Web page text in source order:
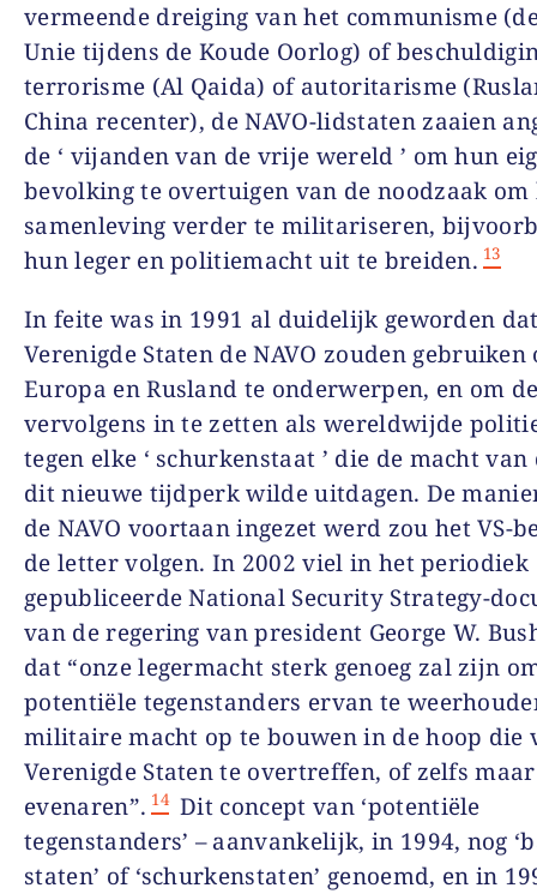
vermeende dreiging van het communisme
Unie tijdens de Koude Oorlog) of
terrorisme (Al Qaida) of autoritarisme
China recenter), de NAVO-lidstaten zaaien
de ‘ vijanden van de vrije wereld ’ om hun
bevolking te overtuigen van de noodzaak om
samenleving verder te militariseren,
hun leger en politiemacht uit te breiden. 13
In feite was in 1991 al duidelijk geworden
Verenigde Staten de NAVO zouden gebruiken
Europa en Rusland te onderwerpen, en om
vervolgens in te zetten als wereldwijde
tegen elke ‘ schurkenstaat ’ die de macht van
dit nieuwe tijdperk wilde uitdagen. De
de NAVO voortaan ingezet werd zou het VS-
de letter volgen. In 2002 viel in het periodiek
gepubliceerdeNational Security Strategy-
van de regering van president George W.
dat “onze legermacht sterk genoeg zal zijn
potentiële tegenstanders ervan te
militaire macht op te bouwen in de hoop die
Verenigde Staten te overtreffen, of zelfs
evenaren”. 14 Dit concept van ‘potentiële
tegenstanders’ – aanvankelijk, in 1994, nog ‘
staten’ of ‘schurkenstaten’ genoemd, en in